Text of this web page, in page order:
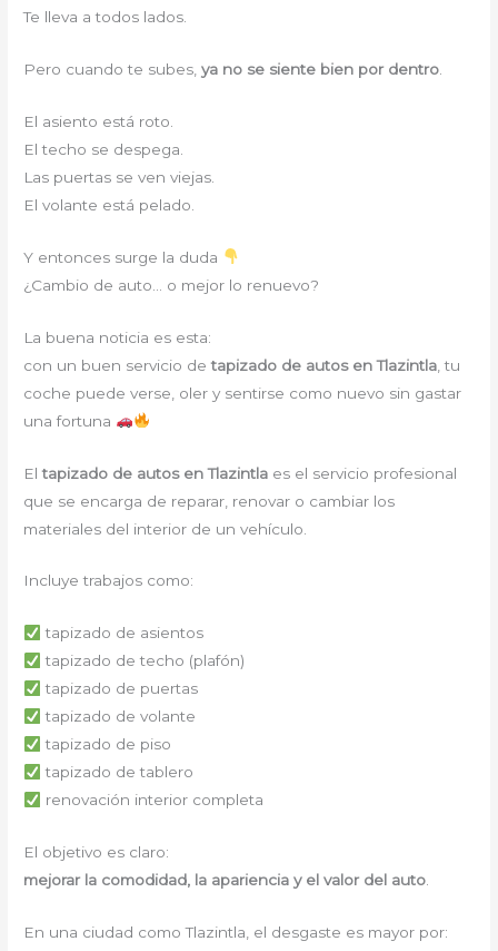
Te lleva a todos lados.
Pero cuando te subes,ya no se siente bien por dentro
El asiento está roto.
El techo se despega.
Las puertas se ven viejas.
El volante está pelado.
Y entonces surge la duda
¿Cambio de auto… o mejor lo renuevo?
La buena noticia es esta:
con un buen servicio detapizado de autos en Tlazintla , tu
coche puede verse, oler y sentirse como nuevo sin gastar
una fortuna
Eltapizado de autos en Tlazintla es el servicio profesional
que se encarga de reparar, renovar o cambiar los
materiales del interior de un vehículo.
Incluye trabajos como:
tapizado de asientos
tapizado de techo (plafón)
tapizado de puertas
tapizado de volante
tapizado de piso
tapizado de tablero
renovación interior completa
El objetivo es claro:
mejorar la comodidad, la apariencia y el valor del auto
En una ciudad como Tlazintla, el desgaste es mayor por: